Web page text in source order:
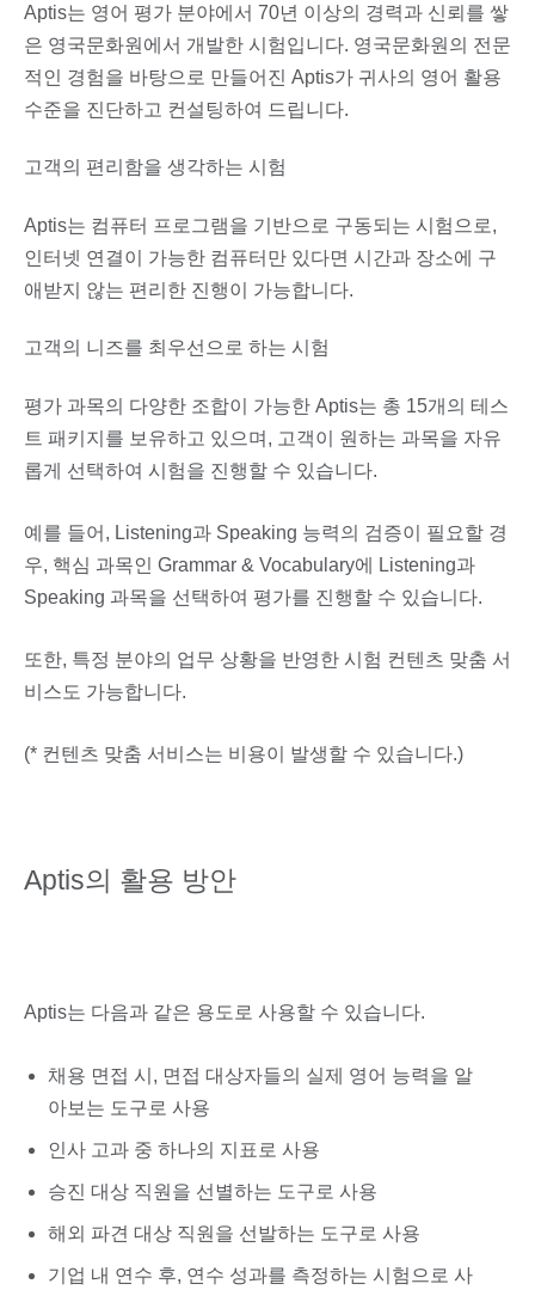
Aptis는 영어 평가 분야에서 70년 이상의 경력과 신뢰를 쌓
은 영국문화원에서 개발한 시험입니다. 영국문화원의 전문
적인 경험을 바탕으로 만들어진 Aptis가 귀사의 영어 활용
수준을 진단하고 컨설팅하여 드립니다.
고객의 편리함을 생각하는 시험
Aptis는 컴퓨터 프로그램을 기반으로 구동되는 시험으로,
인터넷 연결이 가능한 컴퓨터만 있다면 시간과 장소에 구
애받지 않는 편리한 진행이 가능합니다.
고객의 니즈를 최우선으로 하는 시험
평가 과목의 다양한 조합이 가능한 Aptis는 총 15개의 테스
트 패키지를 보유하고 있으며, 고객이 원하는 과목을 자유
롭게 선택하여 시험을 진행할 수 있습니다.
예를 들어, Listening과 Speaking 능력의 검증이 필요할 경
우, 핵심 과목인 Grammar & Vocabulary에 Listening과
Speaking 과목을 선택하여 평가를 진행할 수 있습니다.
또한, 특정 분야의 업무 상황을 반영한 시험 컨텐츠 맞춤 서
비스도 가능합니다.
(* 컨텐츠 맞춤 서비스는 비용이 발생할 수 있습니다.)
Aptis의 활용 방안
Aptis는 다음과 같은 용도로 사용할 수 있습니다.
채용 면접 시, 면접 대상자들의 실제 영어 능력을 알
아보는 도구로 사용
인사 고과 중 하나의 지표로 사용
승진 대상 직원을 선별하는 도구로 사용
해외 파견 대상 직원을 선발하는 도구로 사용
기업 내 연수 후, 연수 성과를 측정하는 시험으로 사